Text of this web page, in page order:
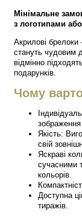
Мінімальне
з логотипами
Акрилові брелоки
стануть чудовим
відмінно
подарунків.
Чому
Якість:
свій
Яскраві
сучасними
кольорів.
Доступна
тиражів.